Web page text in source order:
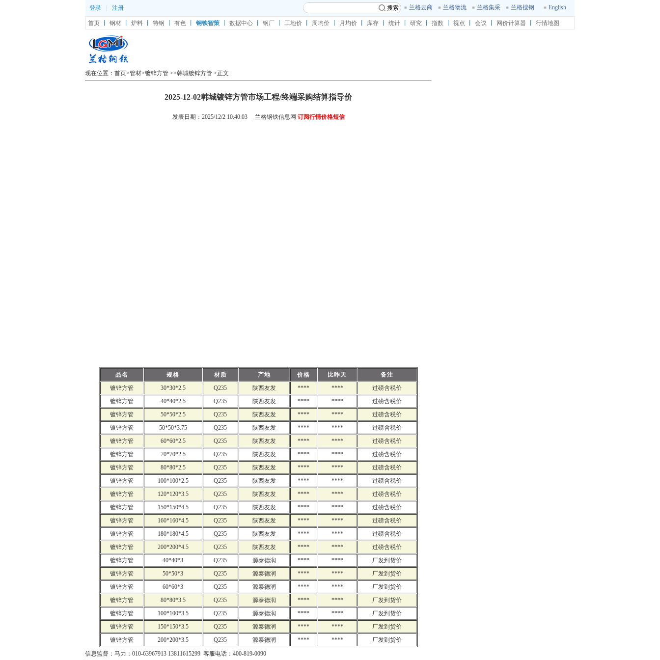
登录 注册 搜索 兰格云商 兰格物流 兰格集采 兰格搜钢 English
首页 钢材 炉料 特钢 有色 钢铁智策 数据中心 钢厂 工地价 周均价 月均价 库存 统计 研究 指数 视点 会议 网价计算器 行情地图
现在位置： 首页>管材>镀锌方管 >>韩城镀锌方管 >正文
2025-12-02韩城镀锌方管市场工程/终端采购结算指导价
发表日期：2025/12/2 10:40:03 兰格钢铁信息网 订阅行情价格短信
品名 规格 材质 产地 价格 比昨天
备注
镀锌方管
30*30*2.5 Q235 陕西友发 **** ****
过磅含税价
镀锌方管
40*40*2.5 Q235 陕西友发 **** ****
过磅含税价
镀锌方管
50*50*2.5 Q235 陕西友发 **** ****
过磅含税价
镀锌方管
50*50*3.75 Q235 陕西友发 **** ****
过磅含税价
镀锌方管
60*60*2.5 Q235 陕西友发 **** ****
过磅含税价
镀锌方管
70*70*2.5 Q235 陕西友发 **** ****
过磅含税价
镀锌方管
80*80*2.5 Q235 陕西友发 **** ****
过磅含税价
镀锌方管
100*100*2.5 Q235 陕西友发 **** ****
过磅含税价
镀锌方管
120*120*3.5 Q235 陕西友发 **** ****
过磅含税价
镀锌方管
150*150*4.5 Q235 陕西友发 **** ****
过磅含税价
镀锌方管
160*160*4.5 Q235 陕西友发 **** ****
过磅含税价
镀锌方管
180*180*4.5 Q235 陕西友发 **** ****
过磅含税价
镀锌方管
200*200*4.5 Q235 陕西友发 **** ****
过磅含税价
镀锌方管
40*40*3 Q235 源泰德润 **** ****
厂发到货价
镀锌方管
50*50*3 Q235 源泰德润 **** ****
厂发到货价
镀锌方管
60*60*3 Q235 源泰德润 **** ****
厂发到货价
镀锌方管
80*80*3.5 Q235 源泰德润 **** ****
厂发到货价
镀锌方管
100*100*3.5 Q235 源泰德润 **** ****
厂发到货价
镀锌方管
150*150*3.5 Q235 源泰德润 **** ****
厂发到货价
镀锌方管
200*200*3.5 Q235 源泰德润 **** ****
厂发到货价
信息监督：马力：010-63967913 13811615299 客服电话：400-819-0090